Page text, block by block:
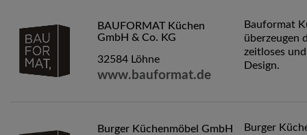
BAUFORMAT Küchen
GmbH & Co. KG
32584 Löhne
www.bauformat.de
Bauformat
überzeugen
zeitloses
Design.
Burger Küchenmöbel GmbH
Burger